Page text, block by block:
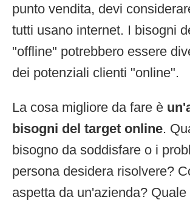
punto vendita, devi
tutti usano internet. I bisogni
"offline" potrebbero essere
dei potenziali clienti "online".
La cosa migliore da fare è
bisogni del target online.
bisogno da soddisfare o i
persona desidera risolvere?
aspetta da un'azienda?